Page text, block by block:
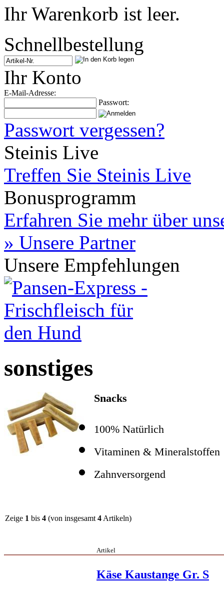
Ihr Warenkorb ist leer.
Schnellbestellung
Ihr Konto
E-Mail-Adresse:
Passwort:
Passwort vergessen?
Steinis Live
Treffen Sie Steinis Live
Bonusprogramm
Erfahren Sie mehr über
» Unsere Partner
Unsere Empfehlungen
sonstiges
Snacks
100% Natürlich
Vitaminen & Mineralstoffen
Zahnversorgend
Zeige 1 bis 4 (von insgesamt 4 Artikeln)
Artikel
Käse Kaustange Gr. S